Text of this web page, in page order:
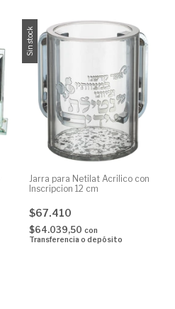
Sin stock
Jarra para Netilat Acrilico con
Inscripcion 12 cm
$67.410
$64.039,50 con
Transferencia o depósito